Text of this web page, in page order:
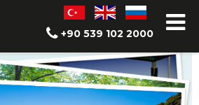
+90 539 102 2000
Транспорт